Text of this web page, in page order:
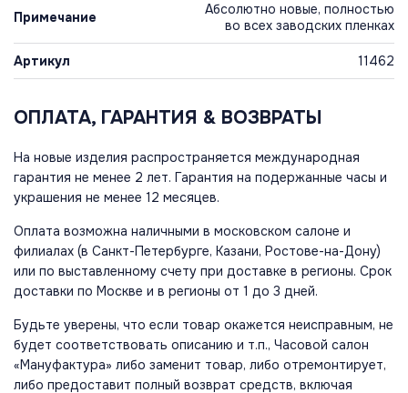
Примечание
Абсолютно новые, полностью
во всех заводских пленках
Артикул 11462
ОПЛАТА, ГАРАНТИЯ & ВОЗВРАТЫ
На новые изделия распространяется международная
гарантия не менее 2 лет. Гарантия на подержанные часы и
украшения не менее 12 месяцев.
Оплата возможна наличными в московском салоне и
филиалах (в Санкт-Петербурге, Казани, Ростове-на-Дону)
или по выставленному счету при доставке в регионы. Срок
доставки по Москве и в регионы от 1 до 3 дней.
Будьте уверены, что если товар окажется неисправным, не
будет соответствовать описанию и т.п., Часовой салон
«Мануфактура» либо заменит товар, либо отремонтирует,
либо предоставит полный возврат средств, включая